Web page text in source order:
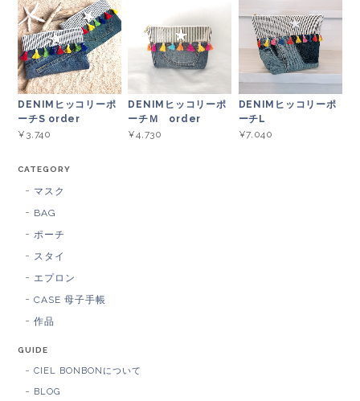
DENIMヒッコリーポ
ーチS order
¥3,740
DENIMヒッコリーポ
ーチＭ order
¥4,730
DENIMヒッコリーポ
ーチL
¥7,040
CATEGORY
マスク
BAG
ポーチ
スタイ
エプロン
CASE 母子手帳
作品
GUIDE
CIEL BONBONについて
BLOG